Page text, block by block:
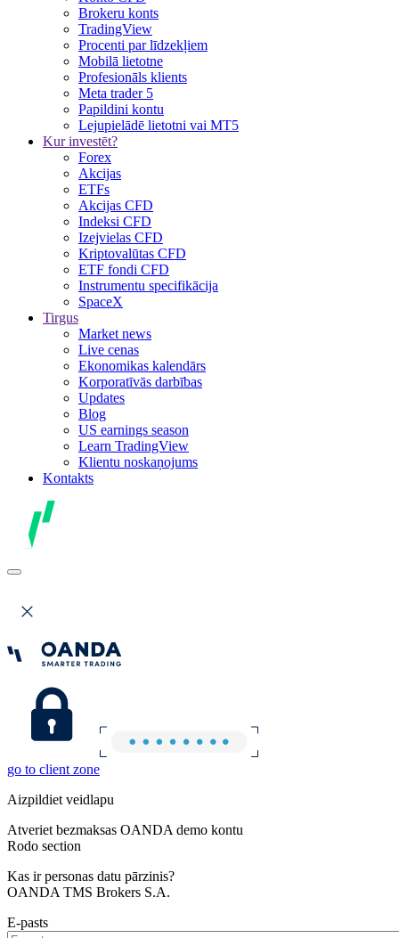
Brokeru konts
TradingView
Procenti par līdzekļiem
Mobilā lietotne
Profesionāls klients
Meta trader 5
Papildini kontu
Lejupielādē lietotni vai MT5
Kur investēt?
Forex
Akcijas
ETFs
Akcijas CFD
Indeksi CFD
Izejvielas CFD
Kriptovalūtas CFD
ETF fondi CFD
Instrumentu specifikācija
SpaceX
Tirgus
Market news
Live cenas
Ekonomikas kalendārs
Korporatīvās darbības
Updates
Blog
US earnings season
Learn TradingView
Klientu noskaņojums
Kontakts
go to client zone
Aizpildiet veidlapu
Atveriet bezmaksas OANDA demo kontu
Rodo section
Kas ir personas datu pārzinis?
OANDA TMS Brokers S.A.
E-pasts